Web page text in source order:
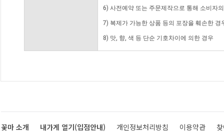
6) 사전예약 또는 주문제작으로 통해 소비자
7) 복제가 가능한 상품 등의 포장을 훼손한 경
8) 맛, 향, 색 등 단순 기호차이에 의한 경우
꽃마 소개 내가게 열기(입점안내) 개인정보처리방침 이용약관